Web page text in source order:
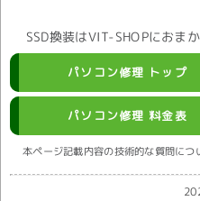
SSD換装はVIT-SHOPにおまか
パソコン修理 トップ
パソコン修理 料金表
本ページ記載内容の技術的な質問につ